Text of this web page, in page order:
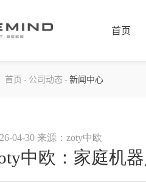
首页
首页 - 公司动态 - 新闻中心
04-30 来源：zoty中欧
中欧：家庭机